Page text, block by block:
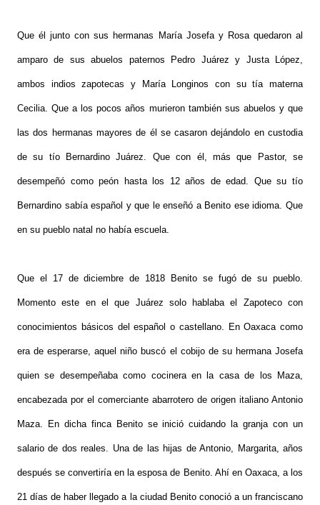
Que él junto con sus hermanas María Josefa y Rosa quedaron al
amparo de sus abuelos paternos Pedro Juárez y Justa López,
ambos indios zapotecas y María Longinos con su tía materna
Cecilia. Que a los pocos años murieron también sus abuelos y que
las dos hermanas mayores de él se casaron dejándolo en custodia
de su tío Bernardino Juárez. Que con él, más que Pastor, se
desempeñó como peón hasta los 12 años de edad. Que su tío
Bernardino sabía español y que le enseñó a Benito ese idioma. Que
en su pueblo natal no había escuela.
Que el 17 de diciembre de 1818 Benito se fugó de su pueblo.
Momento este en el que Juárez solo hablaba el Zapoteco con
conocimientos básicos del español o castellano. En Oaxaca como
era de esperarse, aquel niño buscó el cobijo de su hermana Josefa
quien se desempeñaba como cocinera en la casa de los Maza,
encabezada por el comerciante abarrotero de origen italiano Antonio
Maza. En dicha finca Benito se inició cuidando la granja con un
salario de dos reales. Una de las hijas de Antonio, Margarita, años
después se convertiría en la esposa de Benito. Ahí en Oaxaca, a los
21 días de haber llegado a la ciudad Benito conoció a un franciscano